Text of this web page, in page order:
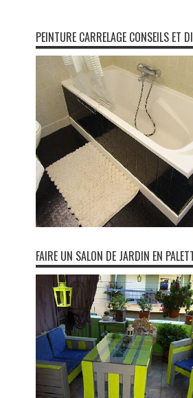
PEINTURE CARRELAGE CONSEILS ET
FAIRE UN SALON DE JARDIN EN